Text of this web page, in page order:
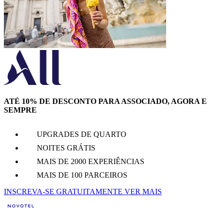
ATÉ 10% DE DESCONTO PARA ASSOCIADO, AGORA E
SEMPRE
UPGRADES DE QUARTO
NOITES GRÁTIS
MAIS DE 2000 EXPERIÊNCIAS
MAIS DE 100 PARCEIROS
INSCREVA-SE GRATUITAMENTE VER MAIS